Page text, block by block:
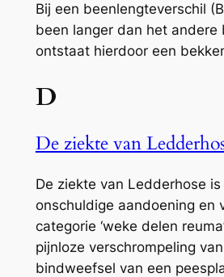
Bij een beenlengteverschil
been langer dan het andere
ontstaat hierdoor een
D
De ziekte van
De ziekte van Ledderhose is
onschuldige aandoening en
categorie ‘weke delen
pijnloze verschrompeling
bindweefsel van een